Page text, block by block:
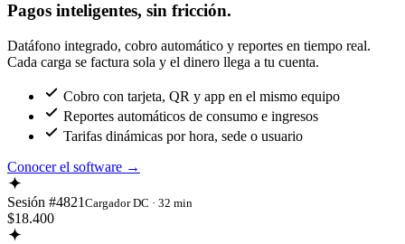
Pagos inteligentes, sin fricción.
Datáfono integrado, cobro automático y reportes en tiempo real.
Cada carga se factura sola y el dinero llega a tu cuenta.
Cobro con tarjeta, QR y app en el mismo equipo
Reportes automáticos de consumo e ingresos
Tarifas dinámicas por hora, sede o usuario
Conocer el software →
Sesión #4821 Cargador DC · 32 min
$18.400